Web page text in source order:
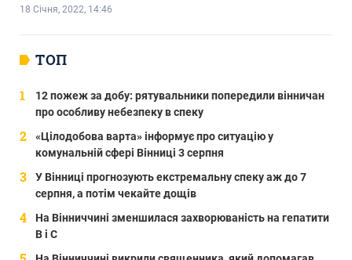
18 Січня, 2022, 14:46
ТОП
12 пожеж за добу: рятувальники попередили вінничан
про особливу небезпеку в спеку
«Цілодобова варта» інформує про ситуацію у
комунальній сфері Вінниці 3 серпня
У Вінниці прогнозують екстремальну спеку аж до 7
серпня, а потім чекайте дощів
На Вінниччині зменшилася захворюваність на гепатити
В і С